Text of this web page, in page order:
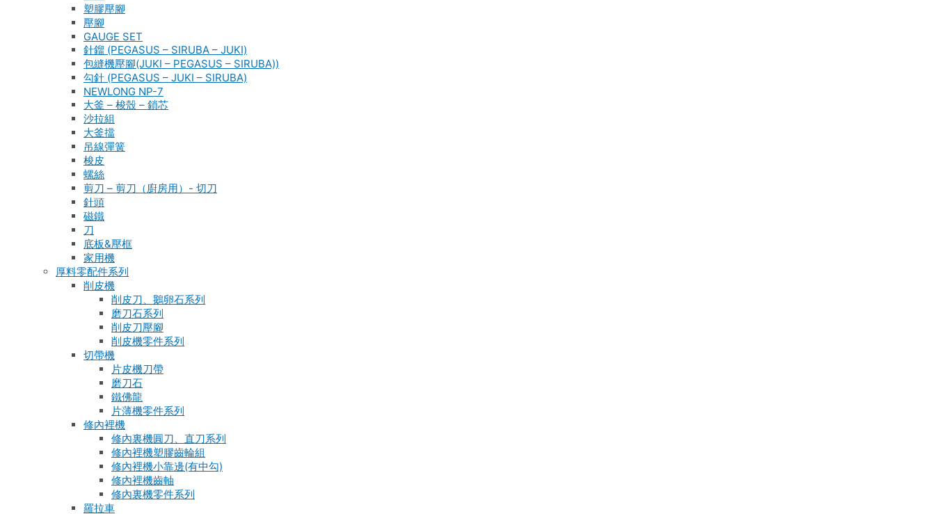
塑膠壓腳
壓腳
GAUGE SET
針鎦 (PEGASUS – SIRUBA – JUKI)
包縫機壓腳(JUKI – PEGASUS – SIRUBA))
勾針 (PEGASUS – JUKI – SIRUBA)
NEWLONG NP-7
大釜 – 梭殼 – 鎖芯
沙拉組
大釜擋
吊線彈簧
梭皮
螺絲
剪刀 – 剪刀（廚房用）- 切刀
針頭
磁鐵
刀
底板&壓框
家用機
厚料零配件系列
削皮機
削皮刀、鵝卵石系列
磨刀石系列
削皮刀壓腳
削皮機零件系列
切帶機
片皮機刀帶
磨刀石
鐵佛龍
片薄機零件系列
修內裡機
修內裏機圓刀、直刀系列
修內裡機塑膠齒輪組
修內裡機小靠邊(有中勾)
修內裡機齒軸
修內裏機零件系列
羅拉車